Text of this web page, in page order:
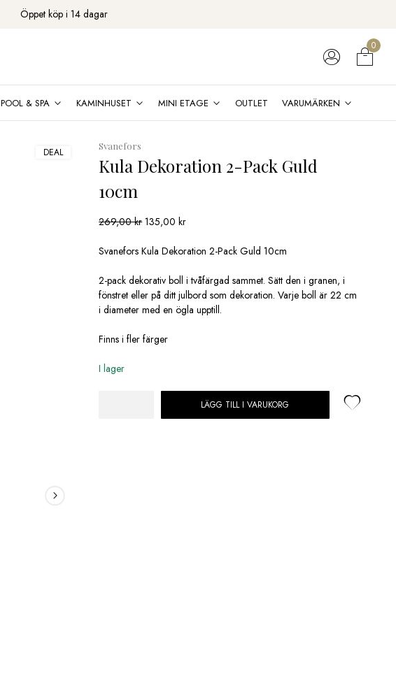
Öppet köp i 14 dagar
0
POOL & SPA KAMINHUSET MINI ETAGE OUTLET VARUMÄRKEN
DEAL
Svanefors
Kula Dekoration 2-Pack Guld
10cm
269,00krDet
priset
269,00 kr.
135,00krDet
priset
135,00 kr.
Svanefors Kula Dekoration 2-Pack Guld 10cm
2-pack dekorativ boll i tvåfärgad sammet. Sätt den i granen, i
fönstret eller på ditt julbord som dekoration. Varje boll är 22 cm
i diameter med en ögla upptill.
Finns i fler färger
I lager
LÄGG TILL I VARUKORG